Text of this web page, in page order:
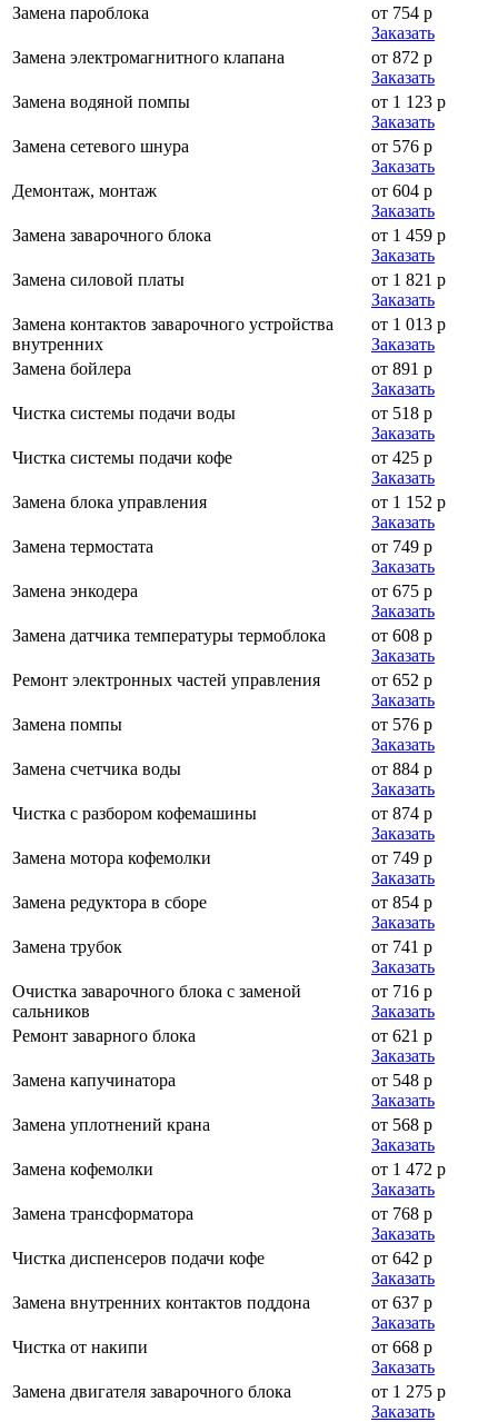
Замена пароблока
от 754 р
Заказать
Замена электромагнитного клапана
от 872 р
Заказать
Замена водяной помпы
от 1 123 р
Заказать
Замена сетевого шнура
от 576 р
Заказать
Демонтаж, монтаж
от 604 р
Заказать
Замена заварочного блока
от 1 459 р
Заказать
Замена силовой платы
от 1 821 р
Заказать
Замена контактов заварочного устройства
внутренних
от 1 013 р
Заказать
Замена бойлера
от 891 р
Заказать
Чистка системы подачи воды
от 518 р
Заказать
Чистка системы подачи кофе
от 425 р
Заказать
Замена блока управления
от 1 152 р
Заказать
Замена термостата
от 749 р
Заказать
Замена энкодера
от 675 р
Заказать
Замена датчика температуры термоблока
от 608 р
Заказать
Ремонт электронных частей управления
от 652 р
Заказать
Замена помпы
от 576 р
Заказать
Замена счетчика воды
от 884 р
Заказать
Чистка с разбором кофемашины
от 874 р
Заказать
Замена мотора кофемолки
от 749 р
Заказать
Замена редуктора в сборе
от 854 р
Заказать
Замена трубок
от 741 р
Заказать
Очистка заварочного блока с заменой
сальников
от 716 р
Заказать
Ремонт заварного блока
от 621 р
Заказать
Замена капучинатора
от 548 р
Заказать
Замена уплотнений крана
от 568 р
Заказать
Замена кофемолки
от 1 472 р
Заказать
Замена трансформатора
от 768 р
Заказать
Чистка диспенсеров подачи кофе
от 642 р
Заказать
Замена внутренних контактов поддона
от 637 р
Заказать
Чистка от накипи
от 668 р
Заказать
Замена двигателя заварочного блока
от 1 275 р
Заказать